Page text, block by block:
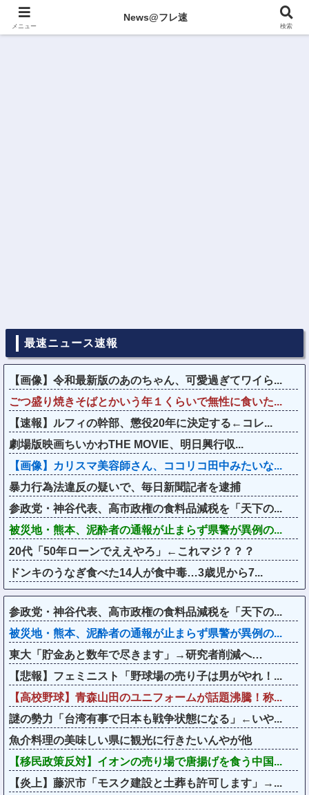
最速ニュース速報
【画像】令和最新版のあのちゃん、可愛過ぎてワイら...
ごつ盛り焼きそばとかいう年１くらいで無性に食いた...
【速報】ルフィの幹部、懲役20年に決定する←コレ...
劇場版映画ちいかわTHE MOVIE、明日興行収...
【画像】カリスマ美容師さん、ココリコ田中みたいな...
暴力行為法違反の疑いで、毎日新聞記者を逮捕
参政党・神谷代表、高市政権の食料品減税を「天下の...
被災地・熊本、泥酔者の通報が止まらず県警が異例の...
20代「50年ローンでええやろ」←これマジ？？？
ドンキのうなぎ食べた14人が食中毒…3歳児から7...
参政党・神谷代表、高市政権の食料品減税を「天下の...
被災地・熊本、泥酔者の通報が止まらず県警が異例の...
東大「貯金あと数年で尽きます」→研究者削減へ…
【悲報】フェミニスト「野球場の売り子は男がやれ！...
【高校野球】青森山田のユニフォームが話題沸騰！称...
謎の勢力「台湾有事で日本も戦争状態になる」←いや...
魚介料理の美味しい県に観光に行きたいんやが他
【移民政策反対】イオンの売り場で唐揚げを食う中国...
【炎上】藤沢市「モスク建設と土葬も許可します」→...
メニュー
News@フレ速
検索